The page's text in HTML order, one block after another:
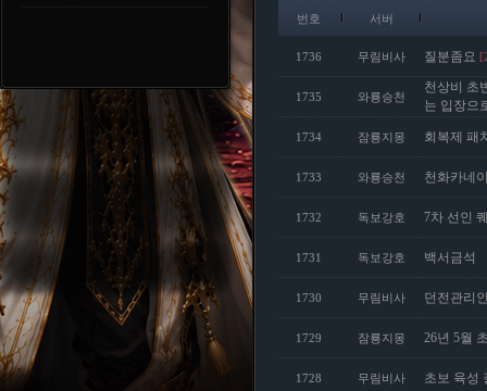
번호 서버
1736 무림비사 질분좀요
1735 와룡승천
천상비 초
는 입장으
1734 잠룡지몽 회복제 패
1733 와룡승천 천화카네
1732 독보강호 7차 선인
1731 독보강호 백서금석
1730 무림비사 던전관리
1729 잠룡지몽 26년 5월
1728 무림비사 초보 육성